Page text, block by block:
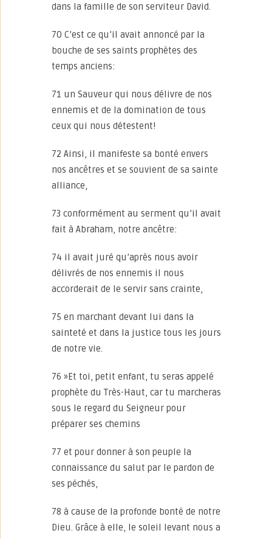
dans la famille de son serviteur David.
70 C’est ce qu’il avait annoncé par la
bouche de ses saints prophètes des
temps anciens:
71 un Sauveur qui nous délivre de nos
ennemis et de la domination de tous
ceux qui nous détestent!
72 Ainsi, il manifeste sa bonté envers
nos ancêtres et se souvient de sa sainte
alliance,
73 conformément au serment qu’il avait
fait à Abraham, notre ancêtre:
74 il avait juré qu’après nous avoir
délivrés de nos ennemis il nous
accorderait de le servir sans crainte,
75 en marchant devant lui dans la
sainteté et dans la justice tous les jours
de notre vie.
76 »Et toi, petit enfant, tu seras appelé
prophète du Très-Haut, car tu marcheras
sous le regard du Seigneur pour
préparer ses chemins
77 et pour donner à son peuple la
connaissance du salut par le pardon de
ses péchés,
78 à cause de la profonde bonté de notre
Dieu. Grâce à elle, le soleil levant nous a